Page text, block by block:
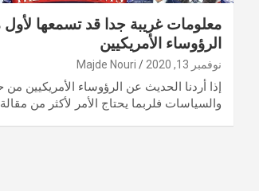
معلومات غريبة جدا قد تسمعها
الرؤوساء الأمريكيين
نوفمبر 13, 2020 Majde Nouri
إذا أردنا الحديث عن الرؤوساء الأمريكيين
والسياسات فلربما يحتاج الأمر لأكثر من